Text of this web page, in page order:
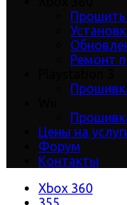
Прошить
Ремонт
Цены на
Форум
Контакты
Xbox 360